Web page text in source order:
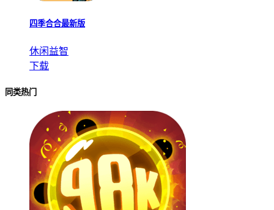
四季合合最新版
休闲益智
下载
同类热门